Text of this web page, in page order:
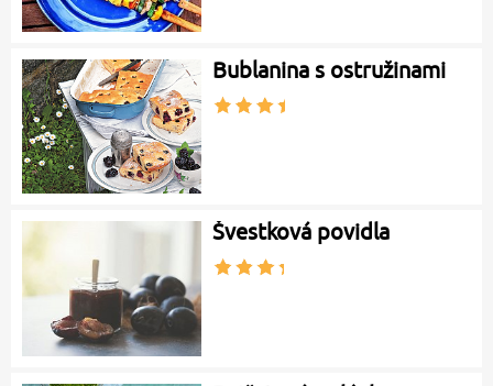
Bublanina s ostružinami
Švestková povidla